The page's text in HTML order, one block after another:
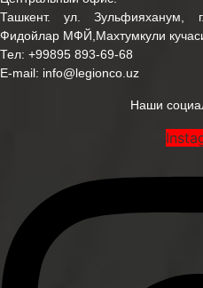
Ташкент. ул. Зульфияханум,
Фидойлар МФЙ,Махтумкули
Тел: +99895 893-69-68
E-mail: info@legionco.uz
Наши